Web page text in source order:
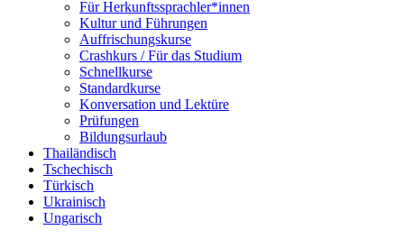
Für Herkunftssprachler*innen
Kultur und Führungen
Auffrischungskurse
Crashkurs / Für das Studium
Schnellkurse
Standardkurse
Konversation und Lektüre
Prüfungen
Bildungsurlaub
Thailändisch
Tschechisch
Türkisch
Ukrainisch
Ungarisch